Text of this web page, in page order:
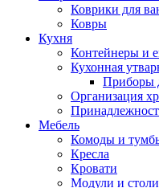
Коврики для
Ковры
Кухня
Контейнеры и
Кухонная
Приборы
Организация
Мебель
Комоды и
Кресла
Кровати
Модули и